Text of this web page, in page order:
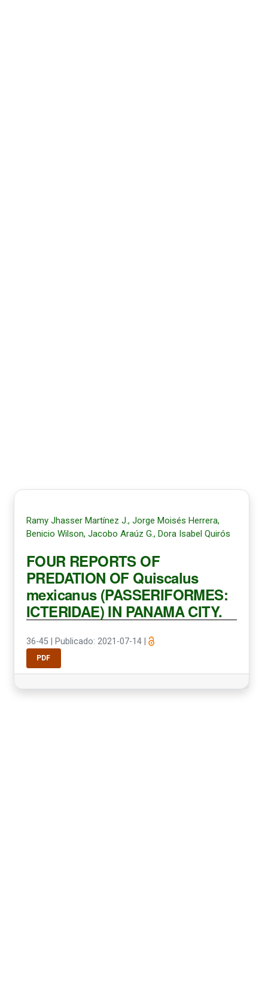
Ramy Jhasser Martínez J., Jorge Moisés Herrera,
Benicio Wilson, Jacobo Araúz G., Dora Isabel Quirós
FOUR REPORTS OF
PREDATION OF Quiscalus
mexicanus (PASSERIFORMES:
ICTERIDAE) IN PANAMA CITY.
36-45 Publicado: 2021-07-14
PDF